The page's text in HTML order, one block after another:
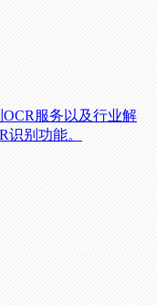
服务以及行业解
别功能。